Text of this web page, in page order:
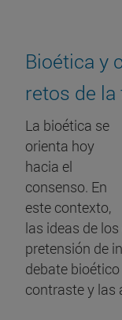
Bioética y
retos de
La bioética se
orienta hoy
hacia el
consenso. En
este contexto,
las ideas de
pretensión de
debate
contraste y las